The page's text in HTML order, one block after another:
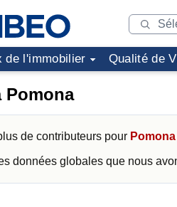
de l'immobilier Qualité de
Pomona
de contributeurs pour Pomona
données globales que nous